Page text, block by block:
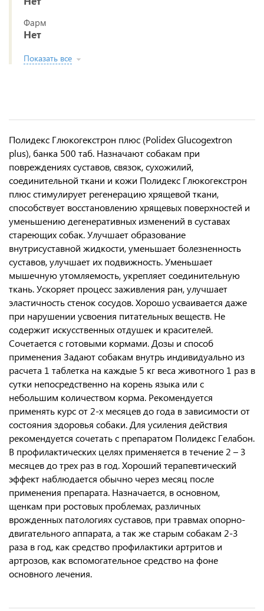
Фарм
Нет
Показать все
Полидекс Глюкогекстрон плюс (Polidex Glucogextron
plus), банка 500 таб. Назначают собакам при
повреждениях суставов, связок, сухожилий,
соединительной ткани и кожи Полидекс Глюкогекстрон
плюс стимулирует регенерацию хрящевой ткани,
способствует восстановлению хрящевых поверхностей и
уменьшению дегенеративных изменений в суставах
стареющих собак. Улучшает образование
внутрисуставной жидкости, уменьшает болезненность
суставов, улучшает их подвижность. Уменьшает
мышечную утомляемость, укрепляет соединительную
ткань. Ускоряет процесс заживления ран, улучшает
эластичность стенок сосудов. Хорошо усваивается даже
при нарушении усвоения питательных веществ. Не
содержит искусственных отдушек и красителей.
Сочетается с готовыми кормами. Дозы и способ
применения Задают собакам внутрь индивидуально из
расчета 1 таблетка на каждые 5 кг веса животного 1 раз в
сутки непосредственно на корень языка или с
небольшим количеством корма. Рекомендуется
применять курс от 2-х месяцев до года в зависимости от
состояния здоровья собаки. Для усиления действия
рекомендуется сочетать с препаратом Полидекс Гелабон.
В профилактических целях применяется в течение 2 – 3
месяцев до трех раз в год. Хороший терапевтический
эффект наблюдается обычно через месяц после
применения препарата. Назначается, в основном,
щенкам при ростовых проблемах, различных
врожденных патологиях суставов, при травмах опорно-
двигательного аппарата, а так же старым собакам 2-3
раза в год, как средство профилактики артритов и
артрозов, как вспомогательное средство на фоне
основного лечения.